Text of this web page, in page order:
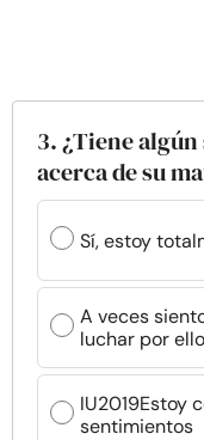
3. ¿Tiene
acerca de su
Sí, estoy
A veces
luchar por ello
IU2019Estoy
sentimientos